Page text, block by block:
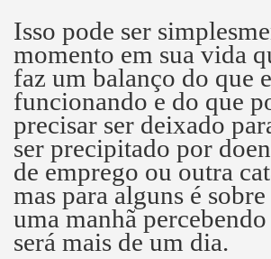
Isso pode ser
momento em sua vida
faz um balanço do que
funcionando e do que
precisar ser deixado
ser precipitado por
de emprego ou outra
mas para alguns é
uma manhã
será mais de um dia.